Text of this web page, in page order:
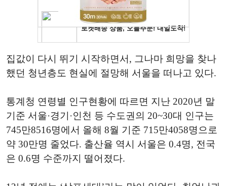
집값이 다시 뛰기 시작하면서, 그나마 희망을 찾나
했던 청년층도 현실에 절망해 서울을 떠나고 있다.
통계청 연령별 인구현황에 따르면 지난 2020년 말
기준 서울·경기·인천 등 수도권의 20~30대 인구는
745만8516명에서 올해 8월 기준 715만4058명으로
약 30만명 줄었다. 출산율 역시 서울은 0.4명, 전국
은 0.6명 수준까지 떨어졌다.